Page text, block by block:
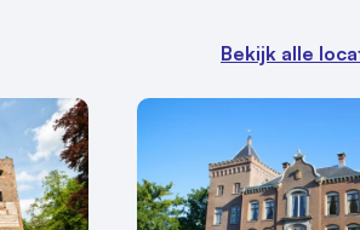
Bekijk alle